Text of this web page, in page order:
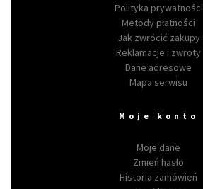
Polityka prywatności
Metody płatności
Jak zwrócić zakupy
Reklamacje i zwroty
Dane adresowe
Mapa serwisu
Moje konto
Moje dane
Zmień hasło
Historia zamówień